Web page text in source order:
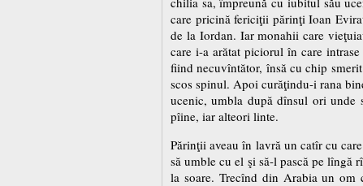
care pricină fericiţii părinţi Ioan
de la Iordan. Iar monahii care
care i-a arătat piciorul în care
fiind necuvîntător, însă cu chip
scos spinul. Apoi curăţindu-i rana
ucenic, umbla după dînsul ori unde
pîine, iar alteori linte.
Părinţii aveau în lavră un catîr cu
să umble cu el şi să-l pască pe lîngă
la soare. Trecînd din Arabia un